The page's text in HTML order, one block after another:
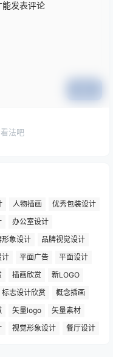
发表评论
法吧
人物插画
优秀包装设计
办公室设计
形象设计
品牌视觉设计
计 平面广告
平面设计
插画欣赏
新LOGO
标志设计欣赏
概念插画
矢量logo
矢量素材
视觉形象设计 餐厅设计